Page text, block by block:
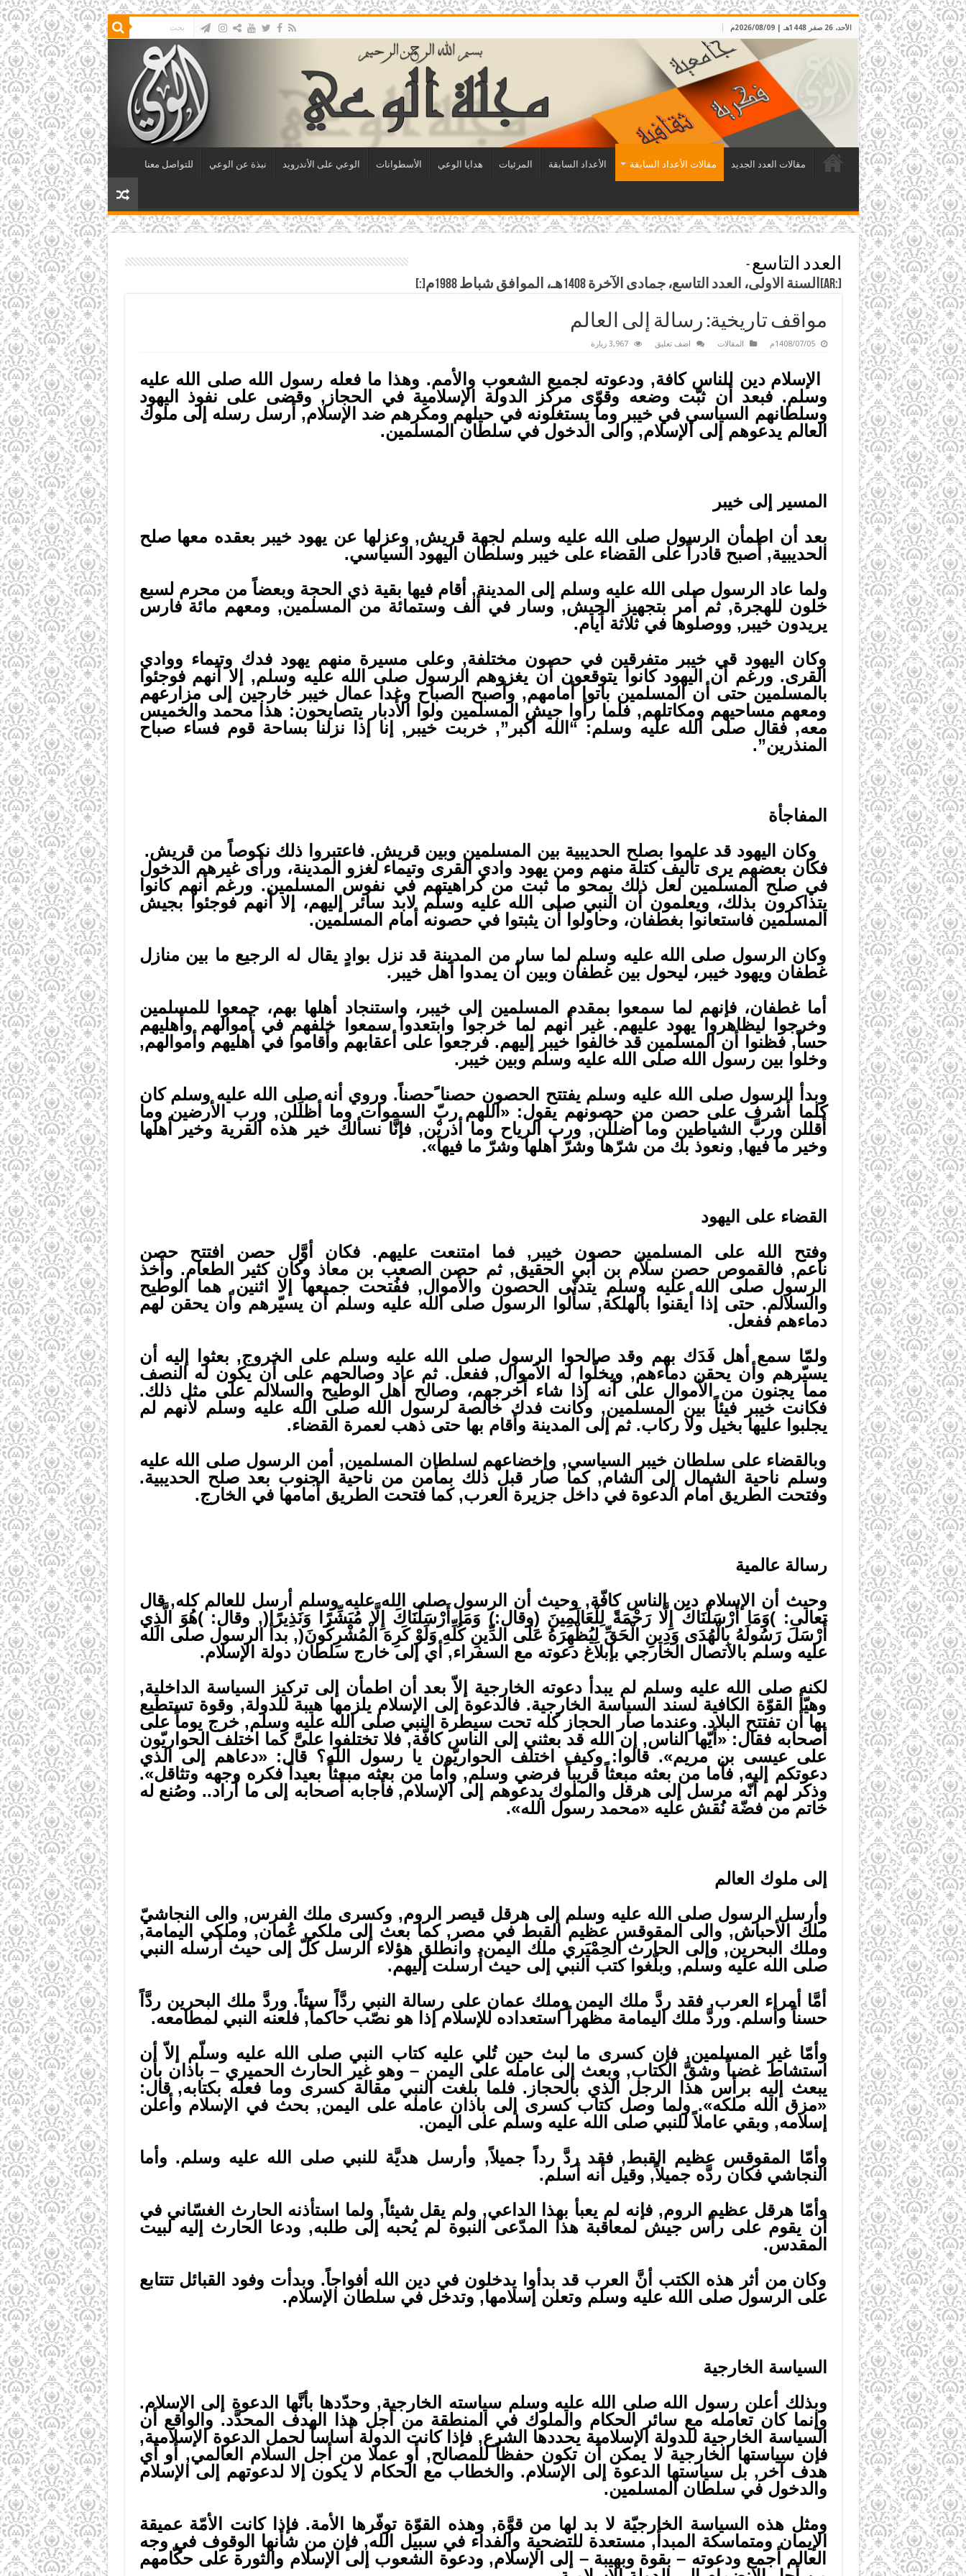
الأحد، 26 صفر 1448هـ | 2026/08/09م
مقالات العدد الجديد مقالات الأعداد السابقة الأعداد السابقة المرئيات هدايا الوعي الأسطوانات الوعي على الأندرويد نبذة عن الوعي للتواصل معنا
العدد التاسع -
[:ar]السنة الاولى، العدد التاسع، جمادى الآخرة 1408هـ، الموافق شباط 1988م[:]
مواقف تاريخية: رسالة إلى العالم
1408/07/05م المقالات اضف تعليق 3,967 زيارة
الإسلام دين للناس كافة, ودعوته لجميع الشعوب والأمم. وهذا ما فعله رسول الله صلى الله عليه
وسلم. فبعد أن ثبّت وضعه وقوّى مركز الدولة الإسلامية في الحجاز, وقضى على نفوذ اليهود
وسلطانهم السياسي في خيبر وما يستغلونه في حيلهم ومكرهم ضد الإسلام, أرسل رسله إلى ملوك
العالم يدعوهم إلى الإسلام, والى الدخول في سلطان المسلمين.
المسير إلى خيبر
بعد أن اطمأن الرسول صلى الله عليه وسلم لجهة قريش, وعزلها عن يهود خيبر بعقده معها صلح
الحديبية, أصبح قادراً على القضاء على خيبر وسلطان اليهود السياسي.
ولما عاد الرسول صلى الله عليه وسلم إلى المدينة, أقام فيها بقية ذي الحجة وبعضاً من محرم لسبع
خلون للهجرة, ثم أمر بتجهيز الجيش, وسار في ألف وستمائة من المسلمين, ومعهم مائة فارس
يريدون خيبر, ووصلوها في ثلاثة أيام.
وكان اليهود قي خيبر متفرقين في حصون مختلفة, وعلى مسيرة منهم يهود فدك وتيماء ووادي
القرى. ورغم أن اليهود كانوا يتوقعون أن يغزوهم الرسول صلى الله عليه وسلم, إلا أنهم فوجئوا
بالمسلمين حتى أن المسلمين باتوا أمامهم, وأصبح الصباح وغدا عمال خيبر خارجين إلى مزارعهم
ومعهم مساحيهم ومكاتلهم, فلما رأوا جيش المسلمين ولوا الأدبار يتصايحون: هذا محمد والخميس
معه, فقال صلى الله عليه وسلم: “الله أكبر”, خربت خيبر, إنا إذا نزلنا بساحة قوم فساء صباح
المنذرين”.
المفاجأة
وكان اليهود قد علموا بصلح الحديبية بين المسلمين وبين قريش. فاعتبروا ذلك نكوصاً من قريش.
فكان بعضهم يرى تأليف كتلة منهم ومن يهود وادي القرى وتيماء لغزو المدينة، ورأى غيرهم الدخول
في صلح المسلمين لعل ذلك يمحو ما ثبت من كراهيتهم في نفوس المسلمين. ورغم أنهم كانوا
يتذاكرون بذلك، ويعلمون أن النبي صلى الله عليه وسلم لابد سائر إليهم، إلا أنهم فوجئوا بجيش
المسلمين فاستعانوا بغطفان، وحاولوا أن يثبتوا في حصونه أمام المسلمين.
وكان الرسول صلى الله عليه وسلم لما سار من المدينة قد نزل بوادٍ يقال له الرجيع ما بين منازل
غطفان ويهود خيبر، ليحول بين غطفان وبين أن يمدوا أهل خيبر.
أما غطفان، فإنهم لما سمعوا بمقدم المسلمين إلى خيبر، واستنجاد أهلها بهم، جمعوا للمسلمين
وخرجوا ليظاهروا يهود عليهم. غير أنهم لما خرجوا وابتعدوا سمعوا خلفهم في أموالهم وأهليهم
حساً, فظنوا أن المسلمين قد خالفوا خيبر إليهم. فرجعوا على أعقابهم وأقاموا في أهليهم وأموالهم,
وخلوا بين رسول الله صلى الله عليه وسلم وبين خيبر.
وبدأ الرسول صلى الله عليه وسلم يفتتح الحصون حصنا ًحصناً. وروي أنه صلى الله عليه وسلم كان
كلما أشرف على حصن من حصونهم يقول: «اللهم ربّ السموات وما أظلَلن, ورب الأرضين وما
أقللن وربَّ الشياطين وما أضللْن, ورب الرياح وما أذريْن, فإنَّا نسألك خير هذه القرية وخير أهلها
وخير ما فيها, ونعوذ بك من شرّها وشرّ أهلها وشرّ ما فيها».
القضاء على اليهود
وفتح الله على المسلمين حصون خيبر, فما امتنعت عليهم. فكان أوَّل حصن افتتح حصن
ناعم, فالقموص حصن سلاّم بن أبي الحقيق, ثم حصن الصعب بن معاذ وكان كثير الطعام. وأخذ
الرسول صلى الله عليه وسلم يتدنّى الحصون والأموال, ففُتحت جميعها إلا اثنين, هما الوطيح
والسلالم. حتى إذا أيقنوا بالهلكة, سألوا الرسول صلى الله عليه وسلم أن يسيّرهم وأن يحقن لهم
دماءهم ففعل.
ولمّا سمع أهل فَدَك بهم وقد صالحوا الرسول صلى الله عليه وسلم على الخروج, بعثوا إليه أن
يسيّرهم وأن يحقن دماءهم, ويخلّوا له الأموال, ففعل. ثم عاد وصالحهم على أن يكون له النصف
مما يجنون من الأموال على أنه إذا شاء أخرجهم، وصالح أهل الوطيح والسلالم على مثل ذلك.
فكانت خيبر فيئاً بين المسلمين, وكانت فدك خالصة لرسول الله صلى الله عليه وسلم لأنهم لم
يجلبوا عليها بخيل ولا ركاب. ثم إلى المدينة وأقام بها حتى ذهب لعمرة القضاء.
وبالقضاء على سلطان خيبر السياسي, وإخضاعهم لسلطان المسلمين, أمن الرسول صلى الله عليه
وسلم ناحية الشمال إلى الشام, كما صار قبل ذلك بمأمن من ناحية الجنوب بعد صلح الحديبية.
وفتحت الطريق أمام الدعوة في داخل جزيرة العرب, كما فتحت الطريق أمامها في الخارج.
رسالة عالمية
وحيث أن الإسلام دين الناس كافّة, وحيث أن الرسول صلى الله عليه وسلم أرسل للعالم كله, قال
تعالى: )وَمَا أَرْسَلْنَاكَ إِلَّا رَحْمَةً لِلْعَالَمِينَ (وقال:) وَمَا أَرْسَلْنَاكَ إِلَّا مُبَشِّرًا وَنَذِيرًا(, وقال: )هُوَ الَّذِي
أَرْسَلَ رَسُولَهُ بِالْهُدَى وَدِينِ الْحَقِّ لِيُظْهِرَهُ عَلَى الدِّينِ كُلِّهِ وَلَوْ كَرِهَ الْمُشْرِكُونَ(, بدأ الرسول صلى الله
عليه وسلم بالاتصال الخارجي بإبلاغ دعوته مع السفراء, أي إلى خارج سلطان دولة الإسلام.
لكنه صلى الله عليه وسلم لم يبدأ دعوته الخارجية إلاّ بعد أن اطمأن إلى تركيز السياسة الداخلية,
وهيّأ القوّة الكافية لسند السياسة الخارجية. فالدعوة إلى الإسلام يلزمها هيبة للدولة, وقوة تستطيع
بها أن تفتتح البلاد. وعندما صار الحجاز كله تحت سيطرة النبي صلى الله عليه وسلم, خرج يوماً على
أصحابه فقال: «أيّها الناس, إن الله قد بعثني إلى الناس كافّة, فلا تختلفوا علىَّ كما اختلف الحواريّون
على عيسى بن مريم». قالوا: وكيف اختلف الحواريّون يا رسول الله؟ قال: «دعاهم إلى الذي
دعوتكم إليه, فأما من بعثه مبعثاً قريباً فرضي وسلم, وأما من بعثه مبعثاً بعيداً فكره وجهه وتثاقل».
وذكر لهم أنّه مرسل إلى هرقل والملوك يدعوهم إلى الإسلام, فأجابه أصحابه إلى ما أراد.. وصُنع له
خاتم من فضّة نُقش عليه «محمد رسول الله».
إلى ملوك العالم
وأرسل الرسول صلى الله عليه وسلم إلى هرقل قيصر الروم, وكسرى ملك الفرس, والى النجاشيّ
ملك الأحباش, والى المقوقس عظيم القبط في مصر, كما بعث إلى ملكي عُمان, وملكي اليمامة,
وملك البحرين, وإلى الحارث الحِمْيَري ملك اليمن. وانطلق هؤلاء الرسل كلّ إلى حيث أرسله النبي
صلى الله عليه وسلم, وبلّغوا كتب النبي إلى حيث أُرسلت إليهم.
أمَّا أمراء العرب, فقد ردَّ ملك اليمن وملك عمان على رسالة النبي ردَّاً سيئاً. وردَّ ملك البحرين ردَّاً
حسناً وأسلم. وردَّ ملك اليمامة مظهراً استعداده للإسلام إذا هو نصّب حاكماً, فلعنه النبي لمطامعه.
وأمّا غير المسلمين, فإن كسرى ما لبث حين تُلي عليه كتاب النبي صلى الله عليه وسلّم إلاّ أن
استشاط غضباً وشقَّ الكتاب, وبعث إلى عامله على اليمن – وهو غير الحارث الحميري – باذان بأن
يبعث إليه برأس هذا الرجل الذي بالحجاز. فلما بلغت النبي مقالة كسرى وما فعله بكتابه, قال:
«مزق الله ملكه». ولما وصل كتاب كسرى إلى باذان عامله على اليمن, بحث في الإسلام وأعلن
إسلامه, وبقي عاملاً للنبي صلى الله عليه وسلم على اليمن.
وأمّا المقوقس عظيم القبط, فقد ردَّ رداً جميلاً, وأرسل هديَّة للنبي صلى الله عليه وسلم. وأما
النجاشي فكان ردَّه جميلاً, وقيل أنه أسلم.
وأمّا هرقل عظيم الروم, فإنه لم يعبأ بهذا الداعي, ولم يقل شيئاً, ولما استأذنه الحارث الغسّاني في
أن يقوم على رأس جيش لمعاقبة هذا المدّعى النبوة لم يُحبه إلى طلبه, ودعا الحارث إليه لبيت
المقدس.
وكان من أثر هذه الكتب أنَّ العرب قد بدأوا يدخلون في دين الله أفواجاً. وبدأت وفود القبائل تتتابع
على الرسول صلى الله عليه وسلم وتعلن إسلامها, وتدخل في سلطان الإسلام.
السياسة الخارجية
وبذلك أعلن رسول الله صلى الله عليه وسلم سياسته الخارجية, وحدّدها بأنَّها الدعوة إلى الإسلام.
وإنما كان تعامله مع سائر الحكام والملوك في المنطقة من أجل هذا الهدف المحدَّد. والواقع أن
السياسة الخارجية للدولة الإسلامية يحددها الشرع, فإذا كانت الدولة أساساً لحمل الدعوة الإسلامية,
فإن سياستها الخارجية لا يمكن أن تكون حفظاً للمصالح, أو عملا من أجل السلام العالمي, أو أي
هدف آخر, بل سياستها الدعوة إلى الإسلام. والخطاب مع الحكام لا يكون إلا لدعوتهم إلى الإسلام
والدخول في سلطان المسلمين.
ومثل هذه السياسة الخارجيّة لا بد لها من قوَّة, وهذه القوّة توفّرها الأمة. فإذا كانت الأمّة عميقة
الإيمان ومتماسكة المبدأ, مستعدة للتضحية والفداء في سبيل الله, فإن من شأنها الوقوف في وجه
العالم أجمع ودعوته – بقوة وبهيبة – إلى الإسلام, ودعوة الشعوب إلى الإسلام والثورة على حكّامهم